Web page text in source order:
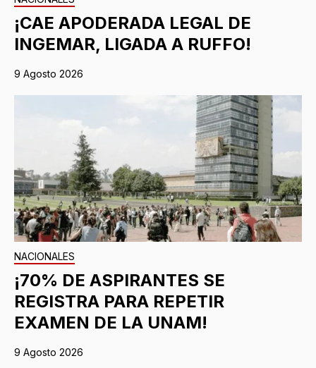
¡CAE APODERADA LEGAL DE
INGEMAR, LIGADA A RUFFO!
9 Agosto 2026
NACIONALES
¡70% DE ASPIRANTES SE
REGISTRA PARA REPETIR
EXAMEN DE LA UNAM!
9 Agosto 2026